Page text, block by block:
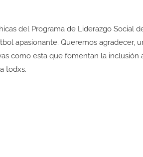
del Programa de Liderazgo Social
apasionante. Queremos agradecer,
como esta que fomentan la inclusión
todxs.